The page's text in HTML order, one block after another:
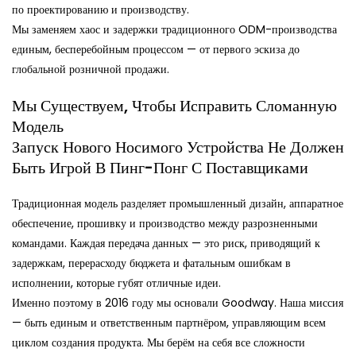
по проектированию и производству.
Мы заменяем хаос и задержки традиционного ODM-производства
единым, бесперебойным процессом — от первого эскиза до
глобальной розничной продажи.
Мы Существуем, Чтобы Исправить Сломанную
Модель
Запуск Нового Носимого Устройства Не Должен
Быть Игрой В Пинг-Понг С Поставщиками
Традиционная модель разделяет промышленный дизайн, аппаратное
обеспечение, прошивку и производство между разрозненными
командами. Каждая передача данных — это риск, приводящий к
задержкам, перерасходу бюджета и фатальным ошибкам в
исполнении, которые губят отличные идеи.
Именно поэтому в 2016 году мы основали Goodway. Наша миссия
— быть единым и ответственным партнёром, управляющим всем
циклом создания продукта. Мы берём на себя все сложности